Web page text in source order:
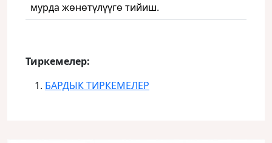
мурда жөнөтүлүүгө тийиш.
Тиркемелер:
БАРДЫК ТИРКЕМЕЛЕР